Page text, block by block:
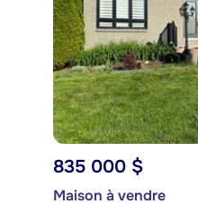
835 000 $
Maison à vendre